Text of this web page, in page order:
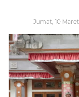
Jumat, 10